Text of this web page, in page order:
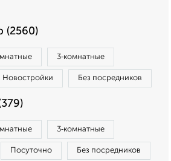
(2560)
3‑комнатные
Новостройки Без посредников
3‑комнатные
Посуточно Без посредников